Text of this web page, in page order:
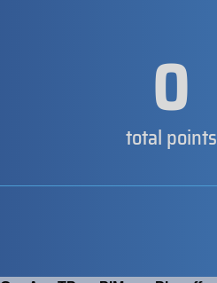
0
total points